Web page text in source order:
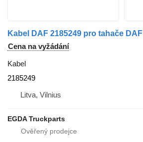
Kabel DAF 2185249 pro tahače DAF
Cena na vyžádání
Kabel
2185249
Litva, Vilnius
EGDA Truckparts